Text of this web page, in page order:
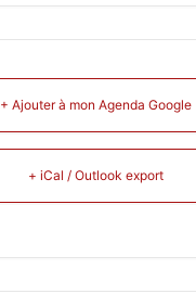
+ Ajouter à mon Agenda Google
+ iCal / Outlook export